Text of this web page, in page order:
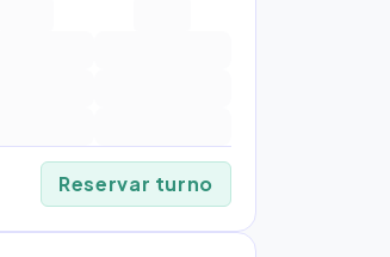
Reservar turno